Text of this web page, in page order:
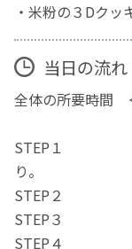
・米粉の３Dクッ
当日の流
全体の所要時間
STEP１ ＜15
り。
STEP２ ＜
STEP３ ＜30
STEP４ ＜15